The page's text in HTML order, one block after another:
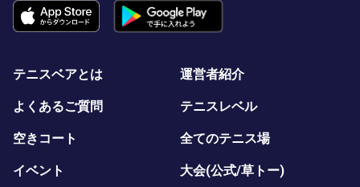
テニスベアとは 運営者紹介
よくあるご質問 テニスレベル
空きコート 全てのテニス場
イベント 大会(公式/草トー)